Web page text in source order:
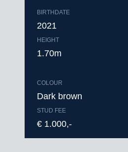
BIRTHDATE
2021
HEIGHT
1.70m
COLOUR
Dark brown
STUD FEE
€ 1.000,-